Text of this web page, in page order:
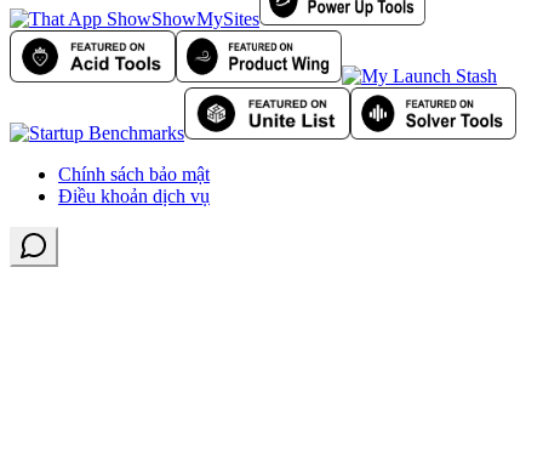
ShowMySites
Chính sách bảo mật
Điều khoản dịch vụ